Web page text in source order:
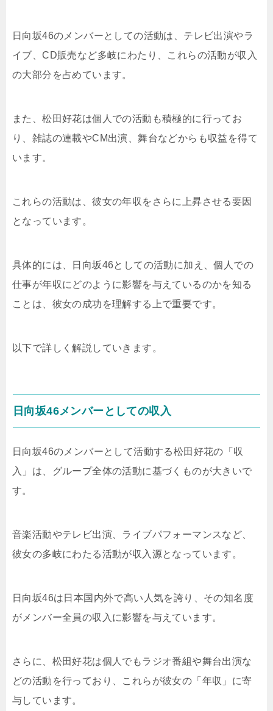
日向坂46のメンバーとしての活動は、テレビ出演やラ
イブ、CD販売など多岐にわたり、これらの活動が収入
の大部分を占めています。
また、松田好花は個人での活動も積極的に行ってお
り、雑誌の連載やCM出演、舞台などからも収益を得て
います。
これらの活動は、彼女の年収をさらに上昇させる要因
となっています。
具体的には、日向坂46としての活動に加え、個人での
仕事が年収にどのように影響を与えているのかを知る
ことは、彼女の成功を理解する上で重要です。
以下で詳しく解説していきます。
日向坂46メンバーとしての収入
日向坂46のメンバーとして活動する松田好花の「収
入」は、グループ全体の活動に基づくものが大きいで
す。
音楽活動やテレビ出演、ライブパフォーマンスなど、
彼女の多岐にわたる活動が収入源となっています。
日向坂46は日本国内外で高い人気を誇り、その知名度
がメンバー全員の収入に影響を与えています。
さらに、松田好花は個人でもラジオ番組や舞台出演な
どの活動を行っており、これらが彼女の「年収」に寄
与しています。